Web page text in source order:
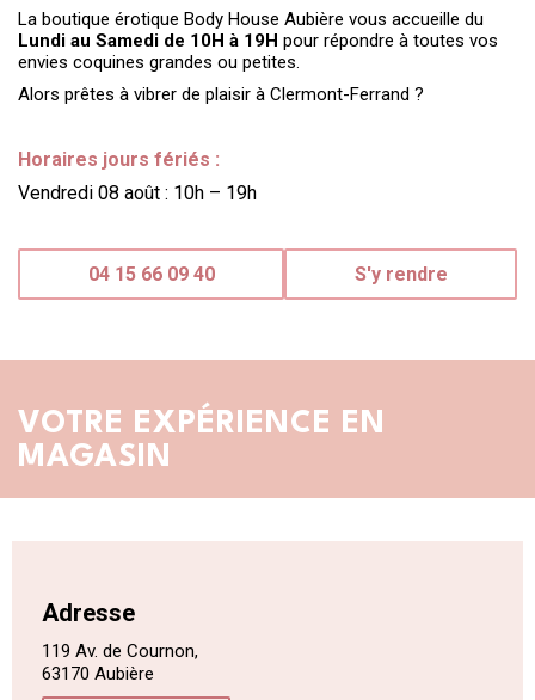
La boutique érotique Body House Aubière vous accueille du
Lundi au Samedi de 10H à 19H pour répondre à toutes vos
envies coquines grandes ou petites.
Alors prêtes à vibrer de plaisir à Clermont-Ferrand ?
Horaires jours fériés :
Vendredi 08 août : 10h – 19h
04 15 66 09 40 S'y rendre
VOTRE EXPÉRIENCE EN
MAGASIN
Adresse
119 Av. de Cournon,
63170 Aubière